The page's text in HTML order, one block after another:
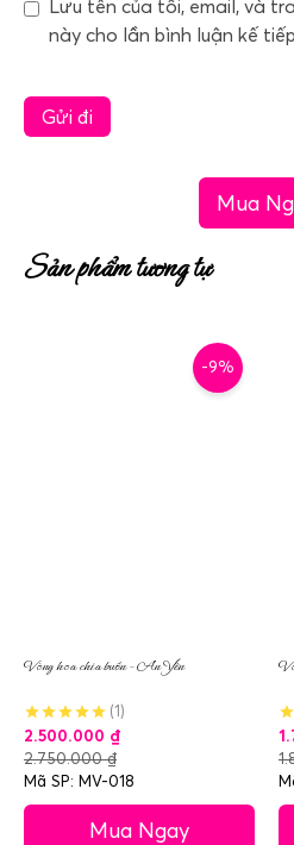
Lưu tên của tôi, email, và
này cho lần bình luận kế
Mua
Sản phẩm tương tự
-9%
Vòng hoa chia buồn – An Yên
(1)
2.500.000 ₫
2.750.000₫
Mã SP: MV-018
Mua Ngay